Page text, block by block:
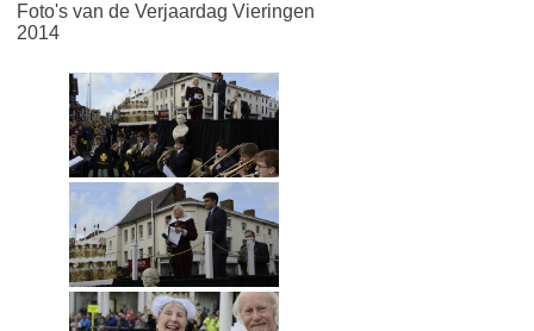
Foto's van de Verjaardag Vieringen
2014